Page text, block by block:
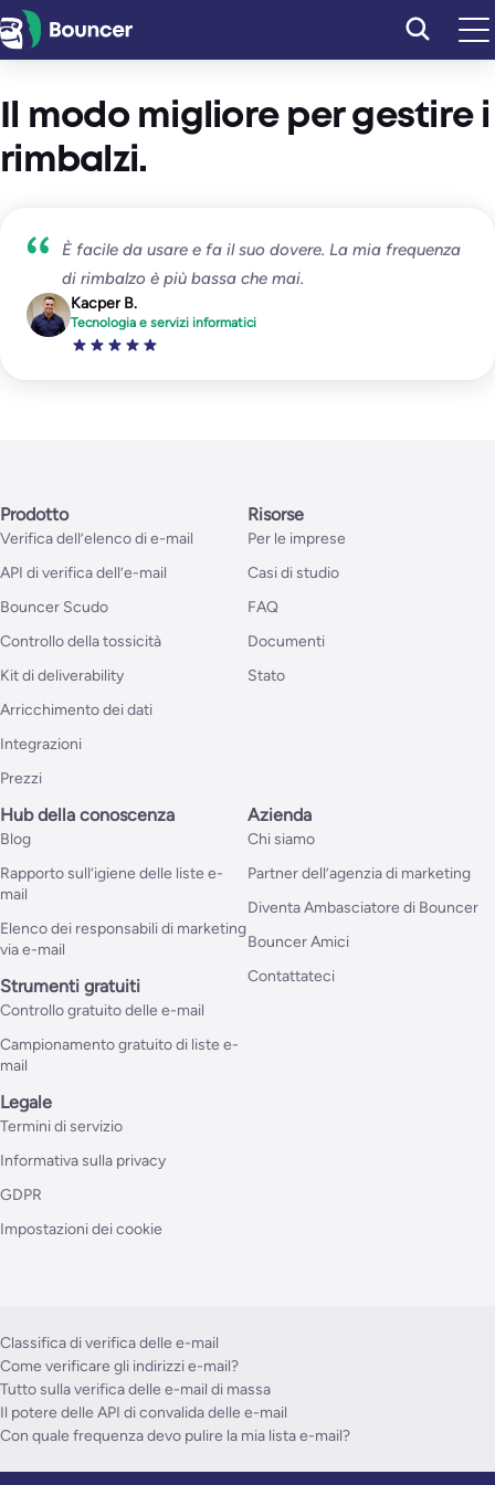
Vai
al
Il modo migliore per gestire i
rimbalzi.
È facile da usare e fa il suo dovere. La mia frequenza
di rimbalzo è più bassa che mai.
Kacper B.
Tecnologia e servizi informatici
Prodotto
Verifica dell’elenco di e-mail
API di verifica dell’e-mail
Bouncer Scudo
Controllo della tossicità
Kit di deliverability
Arricchimento dei dati
Integrazioni
Prezzi
Risorse
Per le imprese
Casi di studio
FAQ
Documenti
Stato
Hub della conoscenza
Blog
Rapporto sull’igiene delle liste e-
mail
Elenco dei responsabili di marketing
via e-mail
Strumenti gratuiti
Controllo gratuito delle e-mail
Campionamento gratuito di liste e-
mail
Azienda
Chi siamo
Partner dell’agenzia di marketing
Diventa Ambasciatore di Bouncer
Bouncer Amici
Contattateci
Legale
Termini di servizio
Informativa sulla privacy
GDPR
Impostazioni dei cookie
Classifica di verifica delle e-mail
Come verificare gli indirizzi e-mail?
Tutto sulla verifica delle e-mail di massa
Il potere delle API di convalida delle e-mail
Con quale frequenza devo pulire la mia lista e-mail?